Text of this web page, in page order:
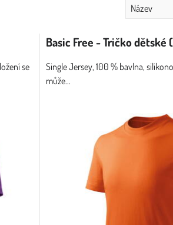
Název
se
Basic Free - Tričko dětské
Single Jersey, 100 % bavlna,
může...